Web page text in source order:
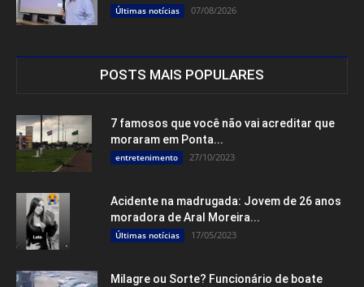
Últimas notícias 07/08/2026
POSTS MAIS POPULARES
7 famosos que você não vai acreditar que
moraram em Ponta...
entretenimento 27/10/2023
Acidente na madrugada: Jovem de 26 anos
moradora de Aral Moreira...
Últimas notícias 17/05/2023
Milagre ou Sorte? Funcionário de boate